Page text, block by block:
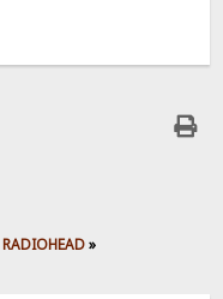
RADIOHEAD»